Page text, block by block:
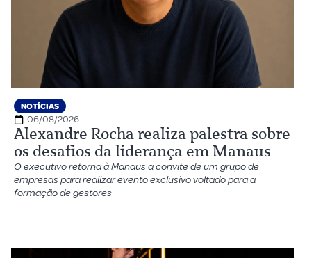
NOTÍCIAS
06/08/2026
Alexandre Rocha realiza palestra sobre
os desafios da liderança em Manaus
O executivo retorna à Manaus a convite de um grupo de
empresas para realizar evento exclusivo voltado para a
formação de gestores